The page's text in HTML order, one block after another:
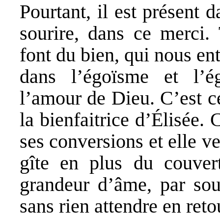
Pourtant, il est présent
sourire, dans ce merci.
font du bien, qui nous
dans l’égoïsme et
l’amour de Dieu. C’est
la bienfaitrice d’Élisée.
ses conversions et elle
gîte en plus du
grandeur d’âme, par
sans rien attendre en